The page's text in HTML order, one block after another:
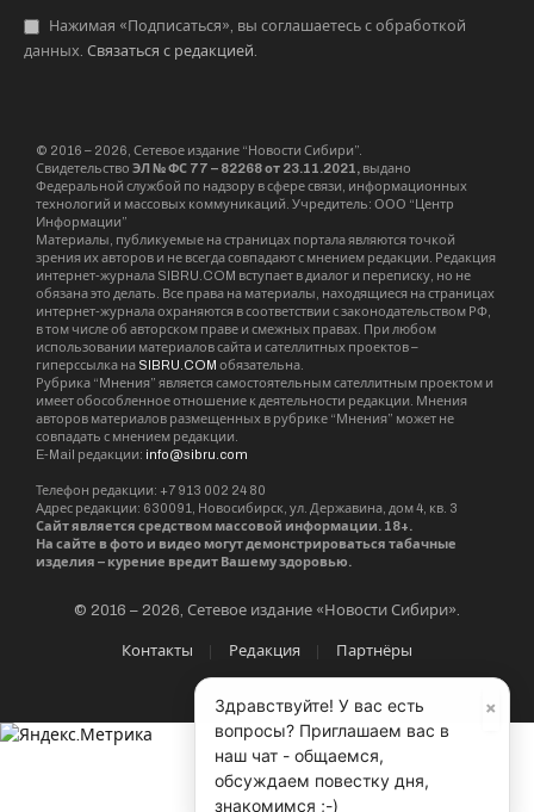
Нажимая «Подписаться», вы соглашаетесь с обработкой
данных. Связаться с редакцией.
© 2016 – 2026, Сетевое издание “Новости Сибири”.
Свидетельство ЭЛ № ФС 77 – 82268 от 23.11.2021, выдано
Федеральной службой по надзору в сфере связи, информационных
технологий и массовых коммуникаций. Учредитель: ООО “Центр
Информации”
Материалы, публикуемые на страницах портала являются точкой
зрения их авторов и не всегда совпадают с мнением редакции. Редакция
интернет-журнала SIBRU.COM вступает в диалог и переписку, но не
обязана это делать. Все права на материалы, находящиеся на страницах
интернет-журнала охраняются в соответствии с законодательством РФ,
в том числе об авторском праве и смежных правах. При любом
использовании материалов сайта и сателлитных проектов –
гиперссылка на SIBRU.COM обязательна.
Рубрика “Мнения” является самостоятельным сателлитным проектом и
имеет обособленное отношение к деятельности редакции. Мнения
авторов материалов размещенных в рубрике “Мнения” может не
совпадать с мнением редакции.
E-Mail редакции: info@sibru.com
Телефон редакции: +7 913 002 24 80
Адрес редакции: 630091, Новосибирск, ул. Державина, дом 4, кв. 3
Сайт является средством массовой информации. 18+.
На сайте в фото и видео могут демонстрироваться табачные
изделия – курение вредит Вашему здоровью.
© 2016 – 2026, Сетевое издание «Новости Сибири».
Контакты Редакция Партнёры
×
Здравствуйте! У вас есть
вопросы? Приглашаем вас в
наш чат - общаемся,
обсуждаем повестку дня,
знакомимся ;-)